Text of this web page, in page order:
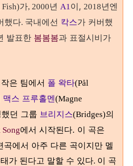
가, 2000년 A1 이, 2018년엔
했다. 국내에선 칵스가 커버했
발표한 봄봄봄과 표절시비가
은 팀에서 폴 왁타(Pål
맥스 프루홀멘(Magne
던 그룹 브리지스(Bridges)의
에서 시작된다. 이 곡은
곡에서 아주 다른 곡이지만 멜
가 된다고 말할 수 있다. 이 곡